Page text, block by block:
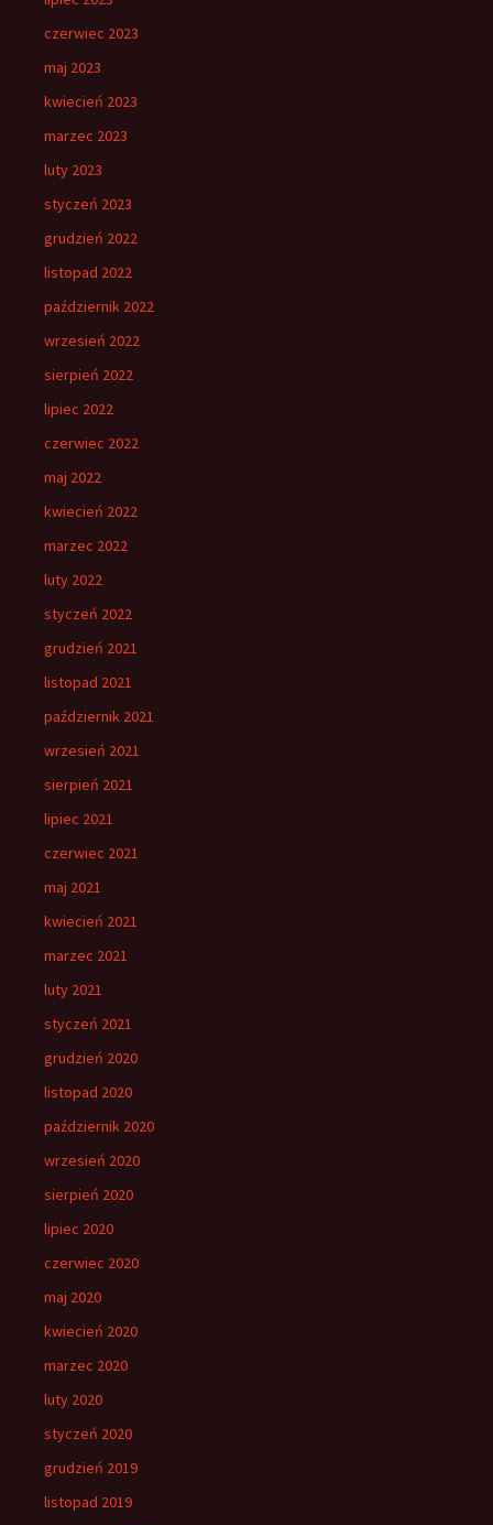
czerwiec 2023
maj 2023
kwiecień 2023
marzec 2023
luty 2023
styczeń 2023
grudzień 2022
listopad 2022
październik 2022
wrzesień 2022
sierpień 2022
lipiec 2022
czerwiec 2022
maj 2022
kwiecień 2022
marzec 2022
luty 2022
styczeń 2022
grudzień 2021
listopad 2021
październik 2021
wrzesień 2021
sierpień 2021
lipiec 2021
czerwiec 2021
maj 2021
kwiecień 2021
marzec 2021
luty 2021
styczeń 2021
grudzień 2020
listopad 2020
październik 2020
wrzesień 2020
sierpień 2020
lipiec 2020
czerwiec 2020
maj 2020
kwiecień 2020
marzec 2020
luty 2020
styczeń 2020
grudzień 2019
listopad 2019